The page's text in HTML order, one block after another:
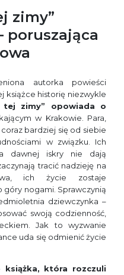
zimy”
poruszająca
autorka powieści
książce historię niezwykle
tej zimy” opowiada o
w Krakowie. Para,
bardziej się od siebie
w związku. Ich
dawnej iskry nie dają
tracić nadzieję na
ich życie zostaje
nogami. Sprawczynią
dziewczynka –
swoją codzienność,
Jak to wyzwanie
uda się odmienić życie
która rozczuli